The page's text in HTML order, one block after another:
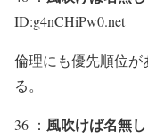
ID:g4nCHiPw0.net
倫理にも優先順位が
る。
36 ： 風吹けば名無し